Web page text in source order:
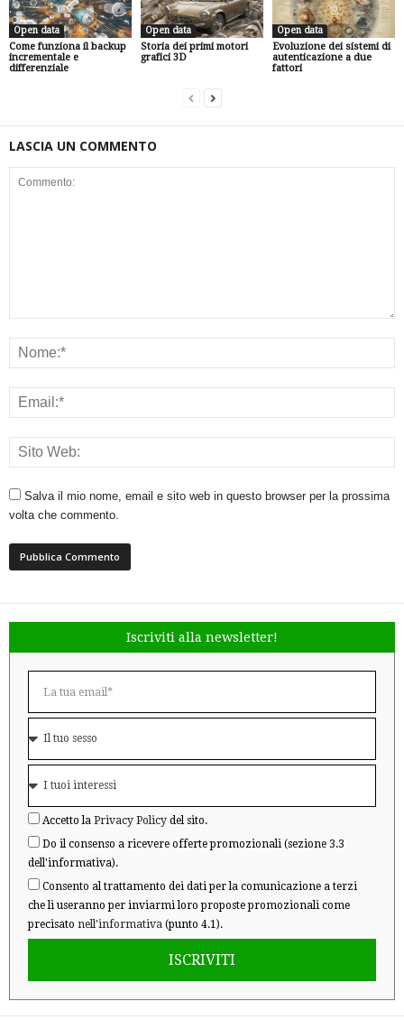
Open data
Come funziona il backup
incrementale e
differenziale
Open data
Storia dei primi motori
grafici 3D
Open data
Evoluzione dei sistemi di
autenticazione a due
fattori
LASCIA UN COMMENTO
Salva il mio nome, email e sito web in questo browser per la prossima
volta che commento.
Iscriviti alla newsletter!
Accetto la Privacy Policy del sito.
Do il consenso a ricevere offerte promozionali (sezione 3.3
dell'informativa).
Consento al trattamento dei dati per la comunicazione a terzi
che li useranno per inviarmi loro proposte promozionali come
precisato nell'informativa (punto 4.1).
ISCRIVITI